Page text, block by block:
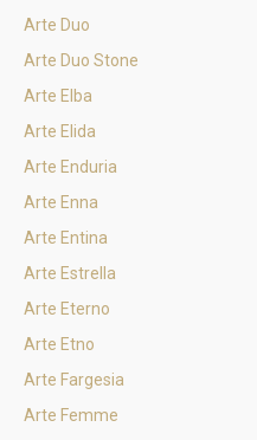
Arte Duo
Arte Duo Stone
Arte Elba
Arte Elida
Arte Enduria
Arte Enna
Arte Entina
Arte Estrella
Arte Eterno
Arte Etno
Arte Fargesia
Arte Femme